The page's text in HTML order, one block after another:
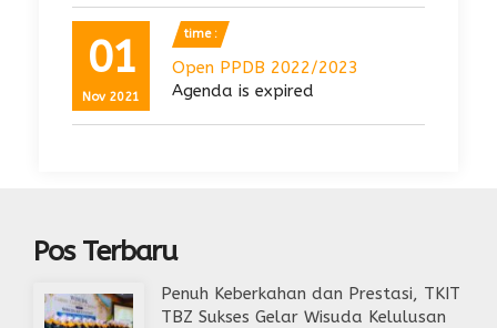
01
Nov 2021
time :
Open PPDB 2022/2023
Agenda is expired
Pos Terbaru
Penuh Keberkahan dan Prestasi, TKIT
TBZ Sukses Gelar Wisuda Kelulusan